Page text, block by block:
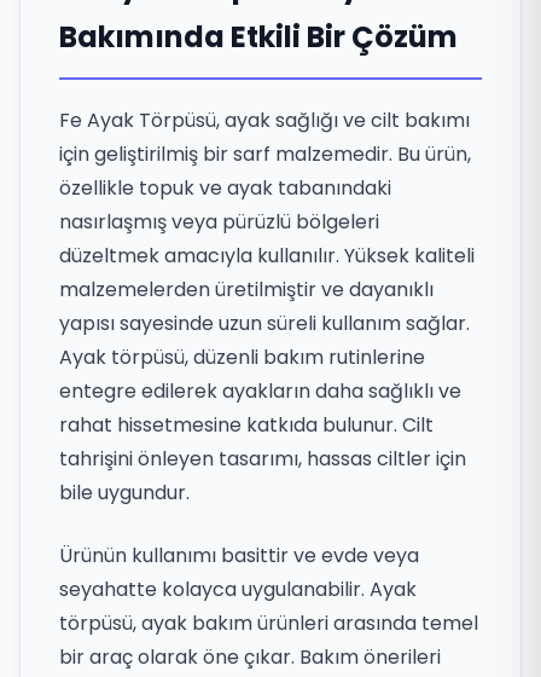
Bakımında Etkili Bir Çözüm
Fe Ayak Törpüsü, ayak sağlığı ve cilt bakımı
için geliştirilmiş bir sarf malzemedir. Bu ürün,
özellikle topuk ve ayak tabanındaki
nasırlaşmış veya pürüzlü bölgeleri
düzeltmek amacıyla kullanılır. Yüksek kaliteli
malzemelerden üretilmiştir ve dayanıklı
yapısı sayesinde uzun süreli kullanım sağlar.
Ayak törpüsü, düzenli bakım rutinlerine
entegre edilerek ayakların daha sağlıklı ve
rahat hissetmesine katkıda bulunur. Cilt
tahrişini önleyen tasarımı, hassas ciltler için
bile uygundur.
Ürünün kullanımı basittir ve evde veya
seyahatte kolayca uygulanabilir. Ayak
törpüsü, ayak bakım ürünleri arasında temel
bir araç olarak öne çıkar. Bakım önerileri